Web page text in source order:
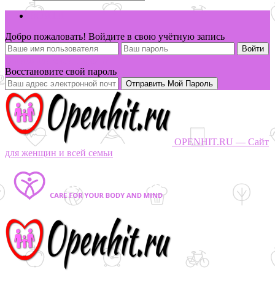
Добро пожаловать! Войдите в свою учётную запись
Восстановите свой пароль
OPENHIT.RU — Сайт
для женщин и всей семьи